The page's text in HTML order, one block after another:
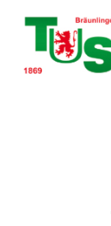
Zum
springen